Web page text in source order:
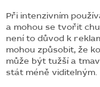
Při intenzivním
a mohou se tvořit
není to důvod k
mohou způsobit, že
může být tužší a
stát méně viditelným.